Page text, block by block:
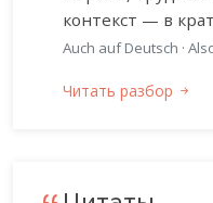
контекст — в
Auch auf Deutsch ·
Читать разбор